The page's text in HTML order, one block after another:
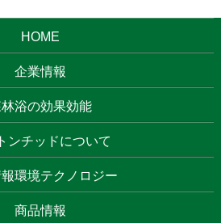
HOME
企業情報
浴の効果効能
ンチッドについて
環境テクノロジー
商品情報